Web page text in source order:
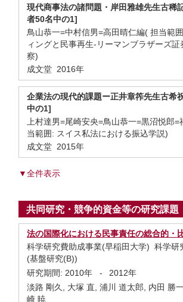
現代商事法の諸問題・岸田雅雄先生古稀
者50名中の1]
鳥山恭一=中村信男=高田晴仁編( 担当範
ィングと民事再生-リーマンブラザーズ
察)
成文堂 2016年
企業法の現代的課題ー正井章筰先生古希
中の1]
上村達男=尾崎安央=鳥山恭一=黒沼悦郎=
当範囲: スイス私法における振込学説)
成文堂 2015年
▼全件表示
共同研究・競争的資金等の研究課題
法の国際化における民事責任の総合的・
科学研究費助成事業(早稲田大学) 科学研
(基盤研究(B))
研究期間: 2010年 -
2012年
淡路 剛久, 大塚 直, 浦川 道太郎, 内田 勝
崎 暁